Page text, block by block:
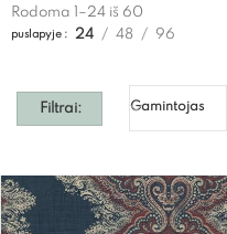
Rodoma 1–24 iš 60
puslapyje 24 48 96
Filtrai: Gamintojas